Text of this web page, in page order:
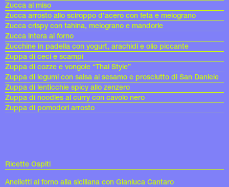
Zucca al miso
Zucca arrosto allo sciroppo d’acero con feta e melograno
Zucca crispy con tahina, melograno e mandorle
Zucca intera al forno
Zucchine in padella con yogurt, arachidi e olio piccante
Zuppa di ceci e scampi
Zuppa di cozze e vongole “Thai Style”
Zuppa di legumi con salsa al sesamo e prosciutto di San Daniele
Zuppa di lenticchie spicy allo zenzero
Zuppa di noodles al curry con cavolo nero
Zuppa di pomodori arrosto
Ricette Ospiti
Anelletti al forno alla siciliana con Gianluca Cantaro